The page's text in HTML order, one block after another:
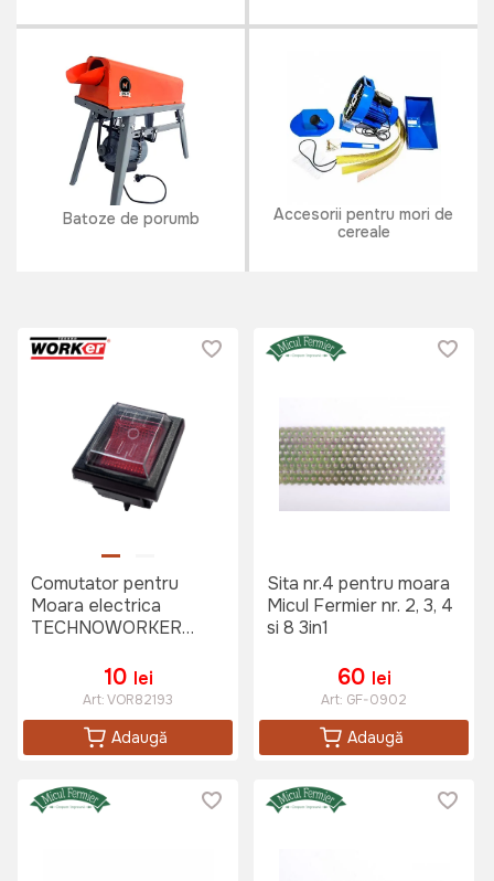
Batoze de porumb
Accesorii pentru mori de
cereale
Comutator pentru
Moara electrica
TECHNOWORKER
10 lei
Art:VOR82193
Adaugă
Sita nr.4 pentru moara
Micul Fermier nr. 2, 3, 4
si 8 3in1
60 lei
Art: GF-0902
Adaugă